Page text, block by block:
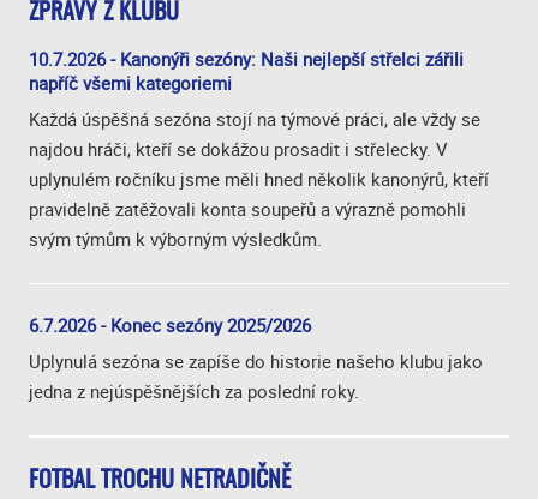
ZPRÁVY Z KLUBU
10.7.2026 - Kanonýři sezóny: Naši nejlepší střelci zářili
napříč všemi kategoriemi
Každá úspěšná sezóna stojí na týmové práci, ale vždy se
najdou hráči, kteří se dokážou prosadit i střelecky. V
uplynulém ročníku jsme měli hned několik kanonýrů, kteří
pravidelně zatěžovali konta soupeřů a výrazně pomohli
svým týmům k výborným výsledkům.
6.7.2026 - Konec sezóny 2025/2026
Uplynulá sezóna se zapíše do historie našeho klubu jako
jedna z nejúspěšnějších za poslední roky.
FOTBAL TROCHU NETRADIČNĚ